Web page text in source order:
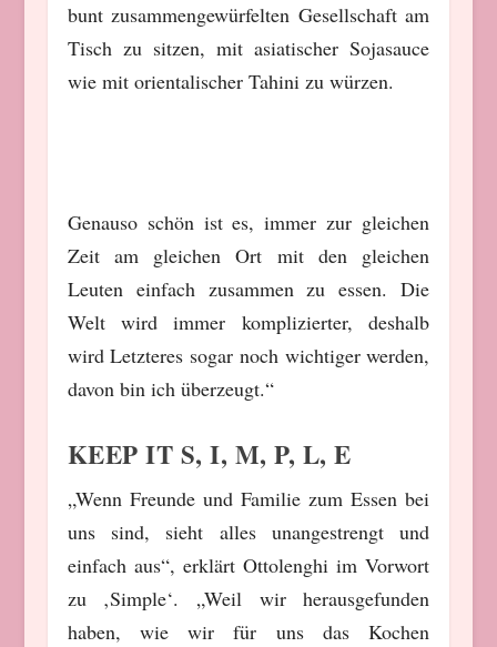
bunt zusammengewürfelten Gesellschaft am
Tisch zu sitzen, mit asiatischer Sojasauce
wie mit orientalischer Tahini zu würzen.
Genauso schön ist es, immer zur gleichen
Zeit am gleichen Ort mit den gleichen
Leuten einfach zusammen zu essen. Die
Welt wird immer komplizierter, deshalb
wird Letzteres sogar noch wichtiger werden,
davon bin ich überzeugt.“
KEEP IT S, I, M, P, L, E
„Wenn Freunde und Familie zum Essen bei
uns sind, sieht alles unangestrengt und
einfach aus“, erklärt Ottolenghi im Vorwort
zu ‚Simple‘. „Weil wir herausgefunden
haben, wie wir für uns das Kochen